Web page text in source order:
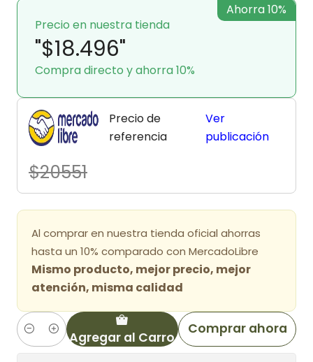
Precio en nuestra tienda
"$18.496"
Compra directo y ahorra 10%
Ahorra 10%
Precio de
referencia
$20551
Ver
publicación
Al comprar en nuestra tienda oficial ahorras
hasta un 10% comparado con MercadoLibre
Mismo producto, mejor precio, mejor
atención, misma calidad
Cantidad Agregar al Carro
Comprar ahora